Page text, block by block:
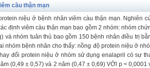
cầu thận mạn
niệu ở bệnh nhân viêm càu thận mạn. Nghiên
định viêm càu thận mạn bao gồm 2 nhóm: nhóm
và nhóm tuân thủ bao gồm 150 bệnh nhân điều trị
nhóm bệnh nhân cho thấy: nồng độ protein niệu ở
đổi protein niệu ở nhóm sử dụng enalapril có sự
(0,49 ± 0,57) và 2 năm (0,47 ± 0,69) VỚI p < 0,0001